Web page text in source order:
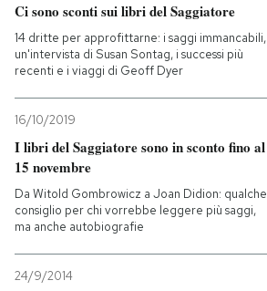
Ci sono sconti sui libri del Saggiatore
14 dritte per approfittarne: i saggi immancabili,
un'intervista di Susan Sontag, i successi più
recenti e i viaggi di Geoff Dyer
16/10/2019
I libri del Saggiatore sono in sconto fino al
15 novembre
Da Witold Gombrowicz a Joan Didion: qualche
consiglio per chi vorrebbe leggere più saggi,
ma anche autobiografie
24/9/2014